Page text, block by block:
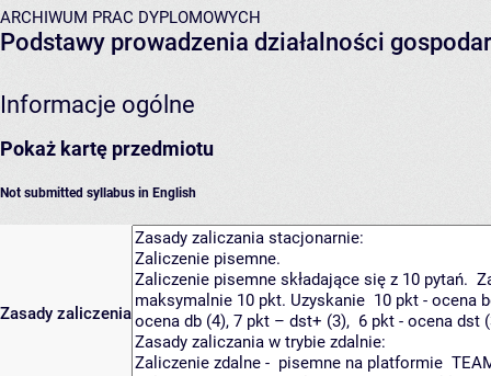
ARCHIWUM PRAC DYPLOMOWYCH
Podstawy prowadzenia działalności
Informacje ogólne
Pokaż kartę przedmiotu
Not submitted syllabus in English
Zasady zaliczenia